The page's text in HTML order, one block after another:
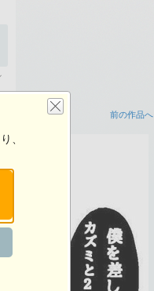
前の作品へ
、